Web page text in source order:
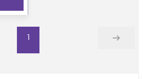
1
Дальше